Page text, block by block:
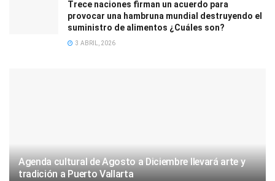
Trece naciones firman un acuerdo para
provocar una hambruna mundial destruyendo el
suministro de alimentos ¿Cuáles son?
3 ABRIL, 2026
Agenda cultural de Agosto a Diciembre llevará arte y
tradición a Puerto Vallarta